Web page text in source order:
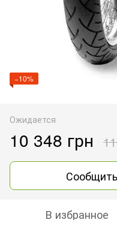
−10%
Ожидается
10 348 грн
В избранное